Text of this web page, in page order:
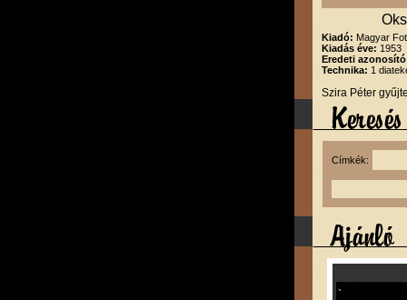
Kiadó: Magyar
Kiadás éve: 1953
Eredeti
Technika: 1
Szira Péter
Címkék: